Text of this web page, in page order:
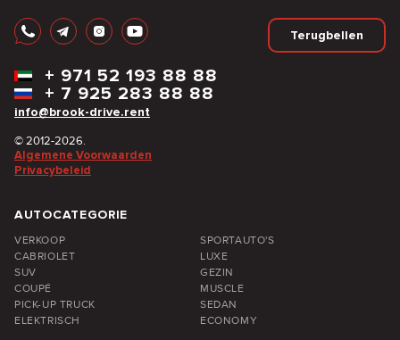
Terugbellen
info@brook-drive.rent
+ 7 925 283 88 88
+ 971 52 193 88 88
© 2012-2026.
Algemene Voorwaarden
Privacybeleid
AUTOCATEGORIE
VERKOOP
SPORTAUTO'S
CABRIOLET
LUXE
SUV
GEZIN
COUPÉ
MUSCLE
PICK-UP TRUCK
SEDAN
ELEKTRISCH
ECONOMY